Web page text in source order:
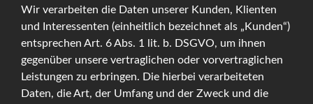
Wir verarbeiten die Daten unserer Kunden, Klienten
und Interessenten (einheitlich bezeichnet als „Kunden“)
entsprechen Art. 6 Abs. 1 lit. b. DSGVO, um ihnen
gegenüber unsere vertraglichen oder vorvertraglichen
Leistungen zu erbringen. Die hierbei verarbeiteten
Daten, die Art, der Umfang und der Zweck und die